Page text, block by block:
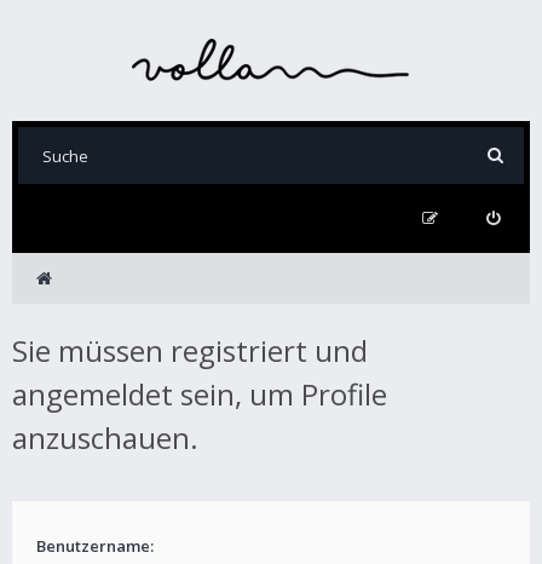
Sie müssen registriert und
angemeldet sein, um Profile
anzuschauen.
Benutzername: